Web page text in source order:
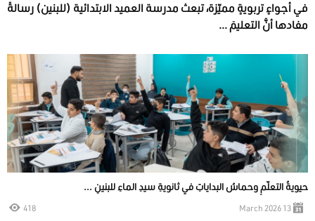
في أجواءٍ تربويةٍ مميّزة، تبعث مدرسة العميد الابتدائية (للبنين) رسالةً
مفادها أنَّ التعليمَ ...
حيويةُ التعلّمِ وحماسُ البداياتِ في ثانويةِ سيدِ الماءِ للبنينِ ...
13 March 2026
418